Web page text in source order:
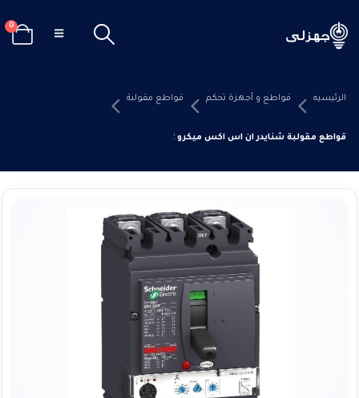
0
الرئيسيه قواطع و أجهزة تحكم قواطع مقولبة
قواطع مقولبة شنايدر ان اس اكس ميكرو 6.2 ايه 160 بي 4 فاز 25KA